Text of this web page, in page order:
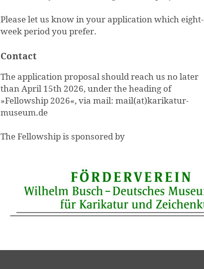
Please let us know in your application which eight-
week period you prefer.
Contact
The application proposal should reach us no later
than April 15th 2026, under the heading of
»Fellowship 2026«, via mail: mail(at)karikatur-
museum.de
The Fellowship is sponsored by